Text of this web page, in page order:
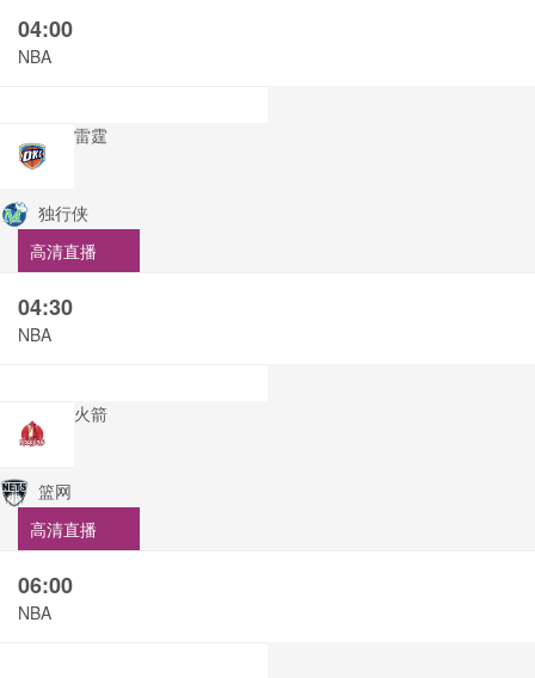
04:00
NBA
雷霆
独行侠
高清直播
04:30
NBA
火箭
篮网
高清直播
06:00
NBA